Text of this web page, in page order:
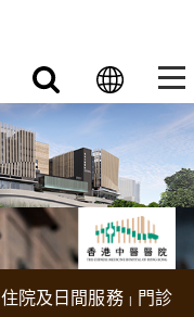
住院及日間服務
門診